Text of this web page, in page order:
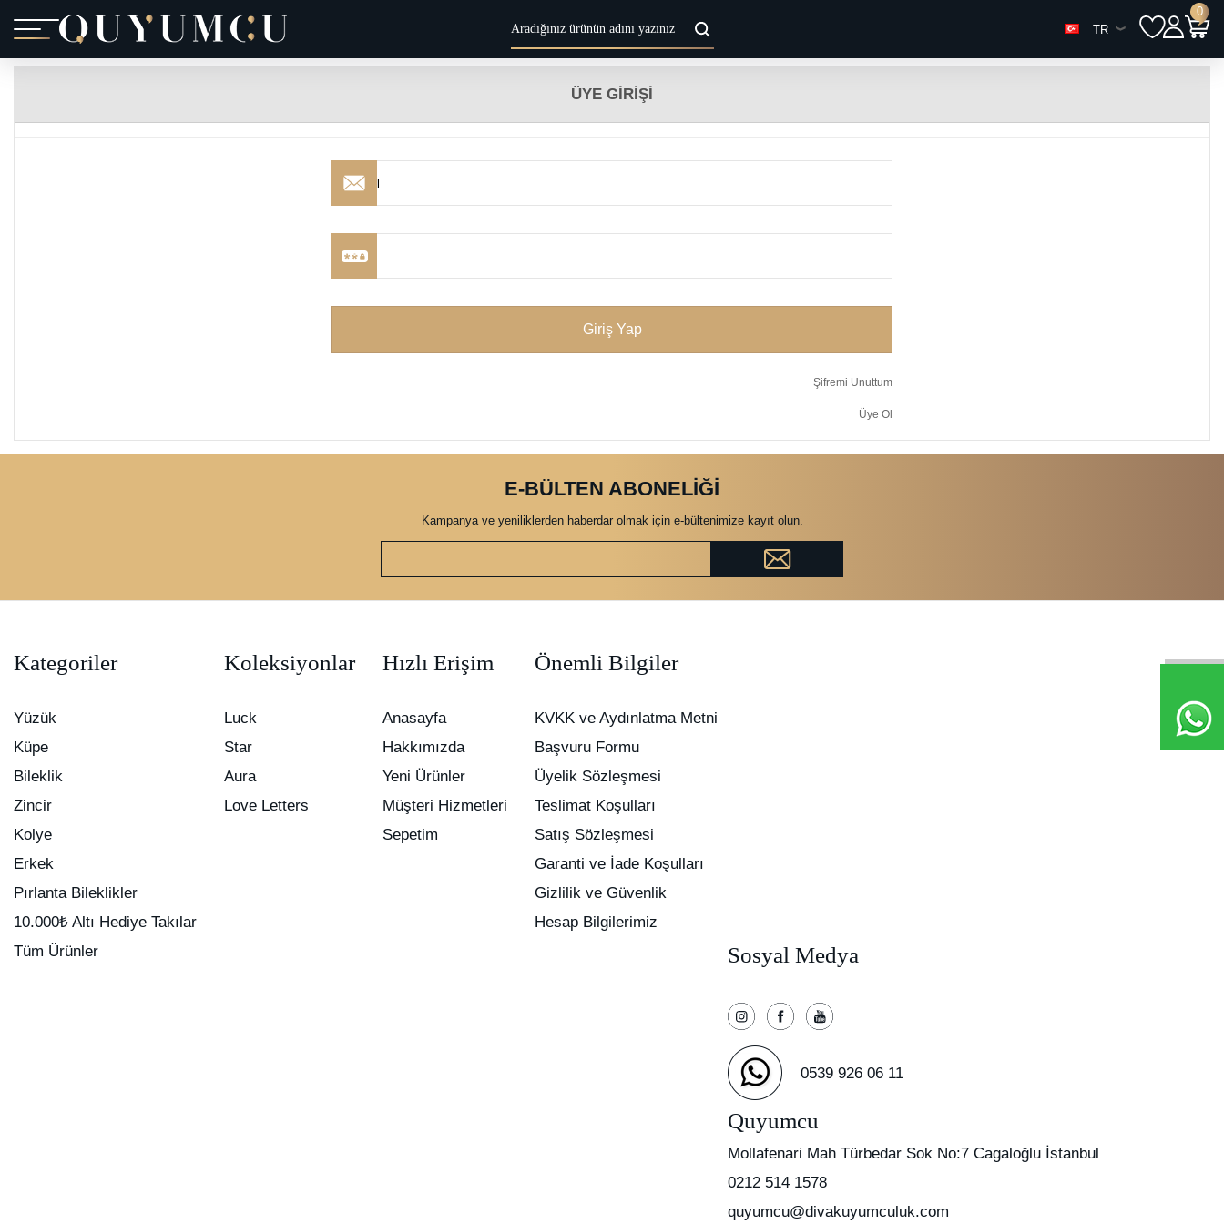
TR
0
ÜYE GIRIŞI
Giriş Yap
Şifremi Unuttum
Üye Ol
E-BÜLTEN ABONELİĞİ
Kampanya ve yeniliklerden haberdar olmak için e-bültenimize kayıt olun.
Kategoriler
Yüzük
Küpe
Bileklik
Zincir
Kolye
Erkek
Pırlanta Bileklikler
10.000₺ Altı Hediye Takılar
Tüm Ürünler
Koleksiyonlar
Luck
Star
Aura
Love Letters
Hızlı Erişim
Anasayfa
Hakkımızda
Yeni Ürünler
Müşteri Hizmetleri
Sepetim
Önemli Bilgiler
KVKK ve Aydınlatma Metni
Başvuru Formu
Üyelik Sözleşmesi
Teslimat Koşulları
Satış Sözleşmesi
Garanti ve İade Koşulları
Gizlilik ve Güvenlik
Hesap Bilgilerimiz
Sosyal Medya
0539 926 06 11
Quyumcu
Mollafenari Mah Türbedar Sok No:7 Cagaloğlu İstanbul
0212 514 1578
quyumcu@divakuyumculuk.com